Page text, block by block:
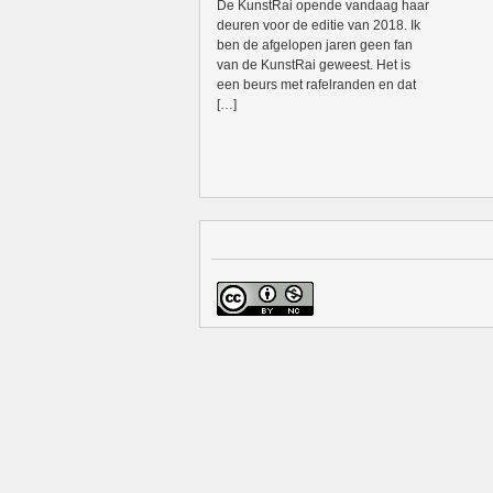
De KunstRai opende vandaag haar
deuren voor de editie van 2018. Ik
ben de afgelopen jaren geen fan
van de KunstRai geweest. Het is
een beurs met rafelranden en dat
[…]